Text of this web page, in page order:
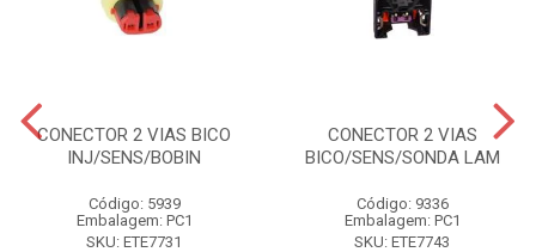
CONECTOR 2 VIAS BICO
INJ/SENS/BOBIN
Código: 5939
Embalagem: PC1
SKU: ETE7731
CONECTOR 2 VIAS
BICO/SENS/SONDA LAM
Código: 9336
Embalagem: PC1
SKU: ETE7743